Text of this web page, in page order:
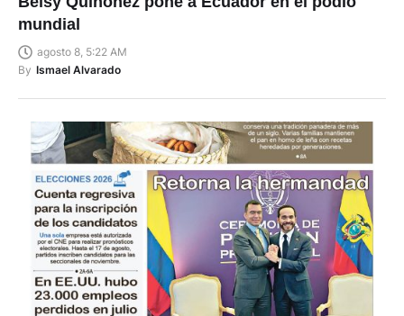
mundial
agosto 8, 5:22 AM
By Ismael Alvarado